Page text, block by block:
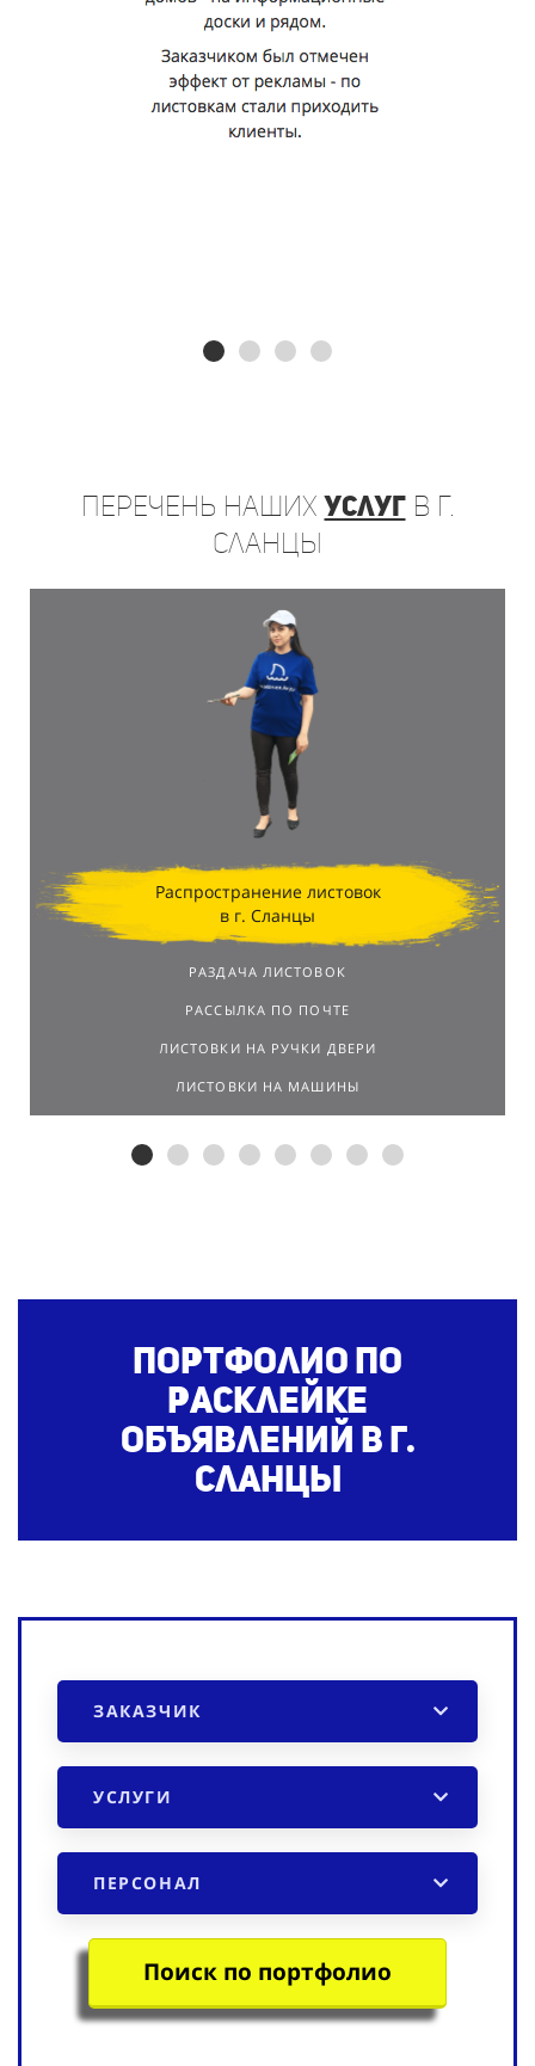
Перечень нашихуслугв г.
Сланцы
Распространение листовок
в г. Сланцы
РАЗДАЧА ЛИСТОВОК
РАССЫЛКА ПО ПОЧТЕ
ЛИСТОВКИ НА РУЧКИ ДВЕРИ
ЛИСТОВКИ НА МАШИНЫ
Портфолио по
расклейке
объявлений в г.
Сланцы
ЗАКАЗЧИК
УСЛУГИ
ПЕРСОНАЛ
Поиск по портфолио